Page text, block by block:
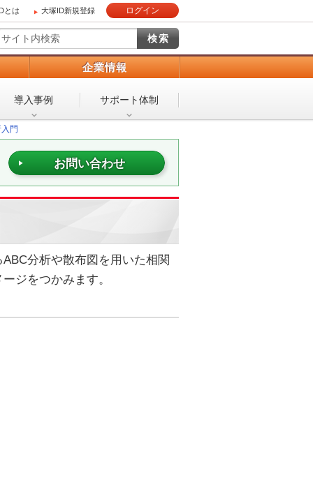
とは 大塚ID新規登録 ログイン
企業情報
導入事例 サポート体制
門
お問い合わせ
分析や散布図を用いた相関
ジをつかみます。